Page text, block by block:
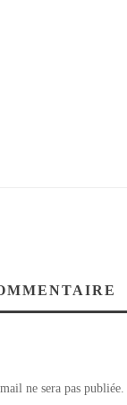
ne sera pas publiée.